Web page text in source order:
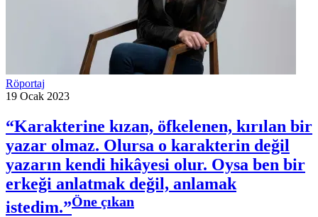
Röportaj
19 Ocak 2023
“Karakterine kızan, öfkelenen, kırılan bir
yazar olmaz. Olursa o karakterin değil
yazarın kendi hikâyesi olur. Oysa ben bir
erkeği anlatmak değil, anlamak
istedim.”Öne çıkan